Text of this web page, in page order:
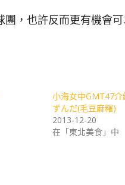
，也許反而更有機會可
小海女中GMT47
ずんだ(毛豆麻糬)
2013-12-20
在「東北美食」中